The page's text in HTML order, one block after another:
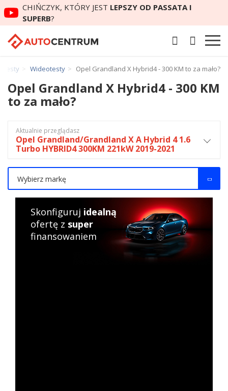
CHIŃCZYK, KTÓRY JEST LEPSZY OD PASSATA I
SUPERB?
Wideotesty Opel Grandland X Hybrid4 - 300 KM to za mało?
Opel Grandland X Hybrid4 - 300 KM
to za mało?
Aktualnie przeglądasz
Opel Grandland/Grandland X A Hybrid 4 1.6
Turbo HYBRID4 300KM 221kW 2019-2021
Wybierz markę
Skonfiguruj idealną
ofertę z super
finansowaniem